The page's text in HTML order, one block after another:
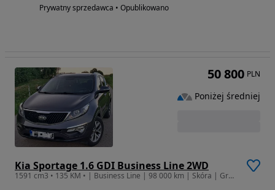
Prywatny sprzedawca • Opublikowano
Kia Sportage 1.6 GDI Business Line 2WD
1591 cm3 • 135 KM • | Business Line | 98 000 km | Skóra | Grzane fotele i kierownica
50 800 PLN
Poniżej średniej